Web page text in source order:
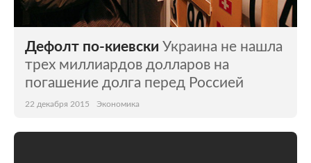
Дефолт по-киевски Украина не нашла
трех миллиардов долларов на
погашение долга перед Россией
22 декабря 2015 Экономика